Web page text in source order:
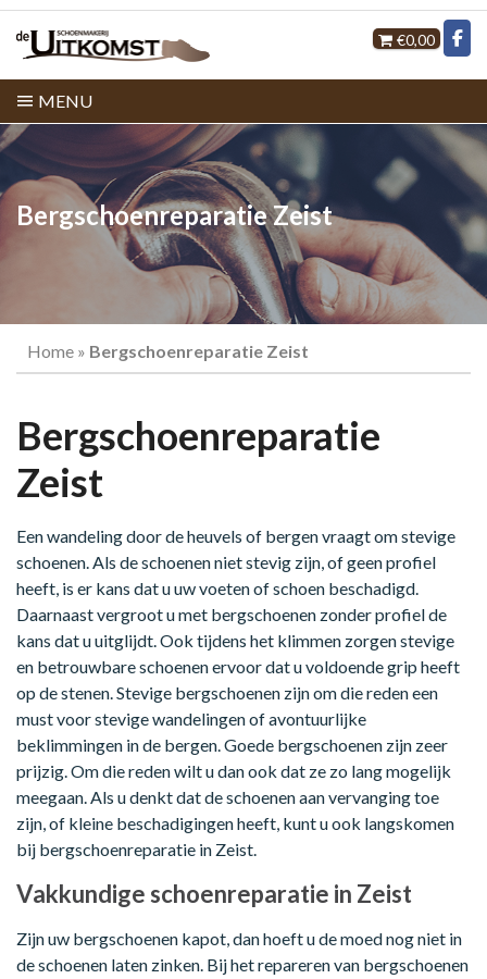
€0,00
MENU
Bergschoenreparatie Zeist
Home » Bergschoenreparatie Zeist
Bergschoenreparatie
Zeist
Een wandeling door de heuvels of bergen vraagt om stevige
schoenen. Als de schoenen niet stevig zijn, of geen profiel
heeft, is er kans dat u uw voeten of schoen beschadigd.
Daarnaast vergroot u met bergschoenen zonder profiel de
kans dat u uitglijdt. Ook tijdens het klimmen zorgen stevige
en betrouwbare schoenen ervoor dat u voldoende grip heeft
op de stenen. Stevige bergschoenen zijn om die reden een
must voor stevige wandelingen of avontuurlijke
beklimmingen in de bergen. Goede bergschoenen zijn zeer
prijzig. Om die reden wilt u dan ook dat ze zo lang mogelijk
meegaan. Als u denkt dat de schoenen aan vervanging toe
zijn, of kleine beschadigingen heeft, kunt u ook langskomen
bij bergschoenreparatie in Zeist.
Vakkundige schoenreparatie in Zeist
Zijn uw bergschoenen kapot, dan hoeft u de moed nog niet in
de schoenen laten zinken. Bij het repareren van bergschoenen